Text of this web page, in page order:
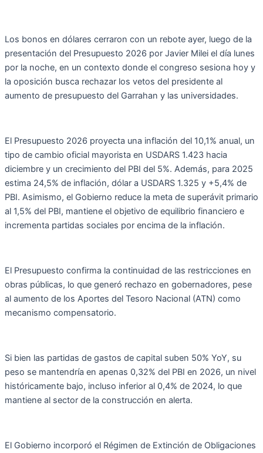
Los bonos en dólares cerraron con un rebote ayer, luego de la
presentación del Presupuesto 2026 por Javier Milei el día lunes
por la noche, en un contexto donde el congreso sesiona hoy y
la oposición busca rechazar los vetos del presidente al
aumento de presupuesto del Garrahan y las universidades.
El Presupuesto 2026 proyecta una inflación del 10,1% anual, un
tipo de cambio oficial mayorista en USDARS 1.423 hacia
diciembre y un crecimiento del PBI del 5%. Además, para 2025
estima 24,5% de inflación, dólar a USDARS 1.325 y +5,4% de
PBI. Asimismo, el Gobierno reduce la meta de superávit primario
al 1,5% del PBI, mantiene el objetivo de equilibrio financiero e
incrementa partidas sociales por encima de la inflación.
El Presupuesto confirma la continuidad de las restricciones en
obras públicas, lo que generó rechazo en gobernadores, pese
al aumento de los Aportes del Tesoro Nacional (ATN) como
mecanismo compensatorio.
Si bien las partidas de gastos de capital suben 50% YoY, su
peso se mantendría en apenas 0,32% del PBI en 2026, un nivel
históricamente bajo, incluso inferior al 0,4% de 2024, lo que
mantiene al sector de la construcción en alerta.
El Gobierno incorporó el Régimen de Extinción de Obligaciones